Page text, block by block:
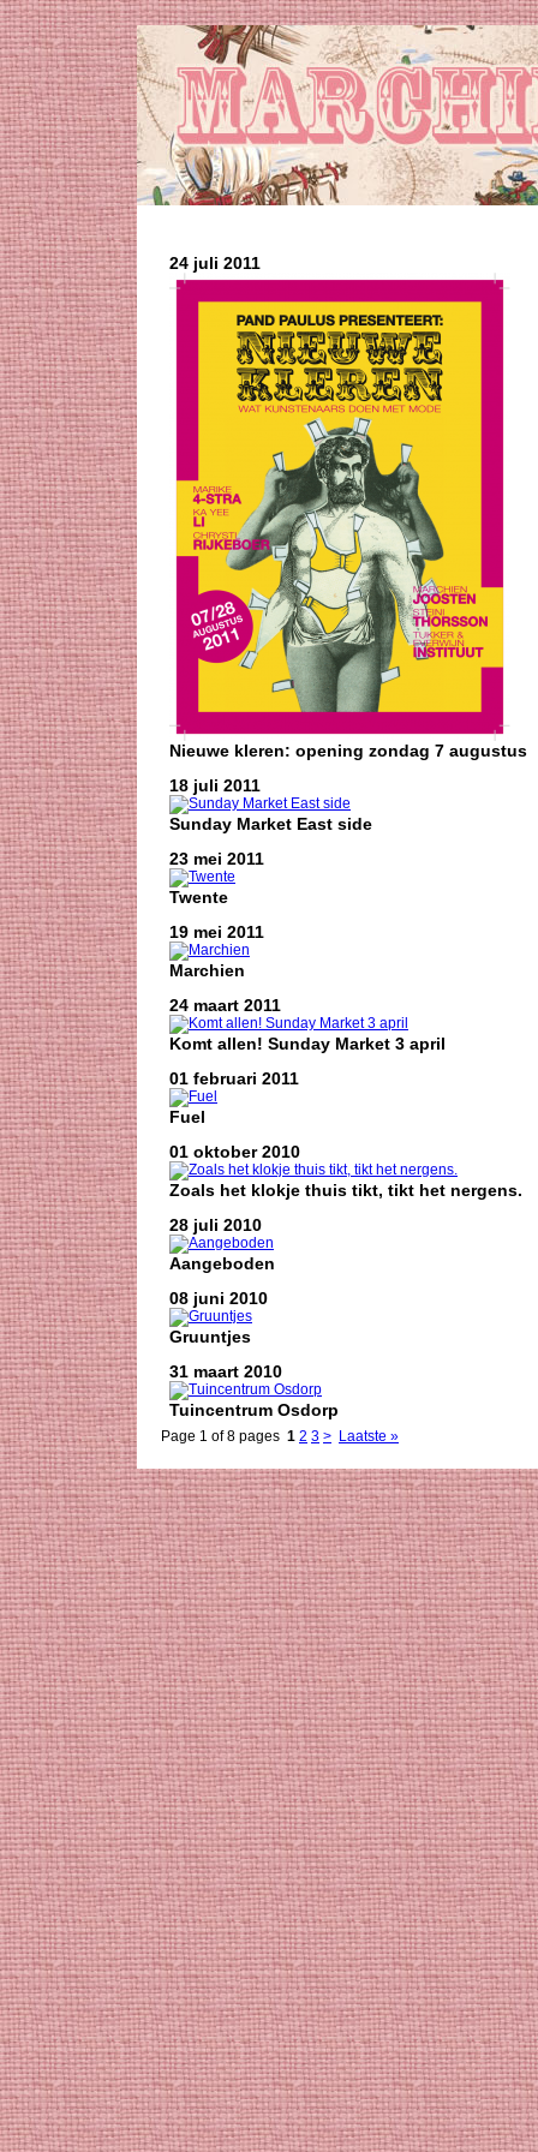
24 juli 2011
Nieuwe kleren: opening zondag 7 augustus
18 juli 2011
Sunday Market East side
23 mei 2011
Twente
19 mei 2011
Marchien
24 maart 2011
Komt allen! Sunday Market 3 april
01 februari 2011
Fuel
01 oktober 2010
Zoals het klokje thuis tikt, tikt het nergens.
28 juli 2010
Aangeboden
08 juni 2010
Gruuntjes
31 maart 2010
Tuincentrum Osdorp
Page 1 of 8 pages 1 2 3 > Laatste »